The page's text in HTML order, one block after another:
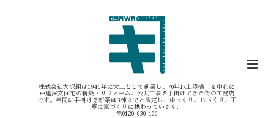
株式会社大沢組は1946年に大工として創業し、70年以上豊橋市を中心に
戸建注文住宅の新築・リフォーム、公共工事を手掛けてきた街の工務店
です。年間に手掛ける新築は3棟までと限定し、ゆっくり、じっくり、丁
寧に家づくりに携わっています。
☏0120-030-106